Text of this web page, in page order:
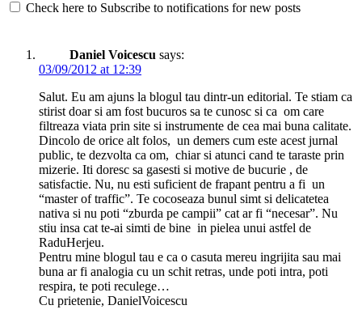
Check here to Subscribe to notifications for new posts
Daniel Voicescu says:
03/09/2012 at 12:39
Salut. Eu am ajuns la blogul tau dintr-un editorial. Te stiam ca
stirist doar si am fost bucuros sa te cunosc si ca om care
filtreaza viata prin site si instrumente de cea mai buna calitate.
Dincolo de orice alt folos, un demers cum este acest jurnal
public, te dezvolta ca om, chiar si atunci cand te taraste prin
mizerie. Iti doresc sa gasesti si motive de bucurie , de
satisfactie. Nu, nu esti suficient de frapant pentru a fi un
“master of traffic”. Te cocoseaza bunul simt si delicatetea
nativa si nu poti “zburda pe campii” cat ar fi “necesar”. Nu
stiu insa cat te-ai simti de bine in pielea unui astfel de
RaduHerjeu.
Pentru mine blogul tau e ca o casuta mereu ingrijita sau mai
buna ar fi analogia cu un schit retras, unde poti intra, poti
respira, te poti reculege…
Cu prietenie, DanielVoicescu